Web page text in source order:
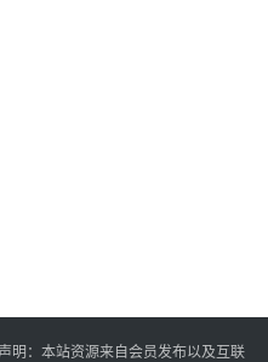
明：本站资源来自会员发布以及互联